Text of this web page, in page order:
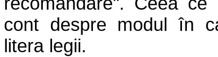
cont despre modul în
litera legii.